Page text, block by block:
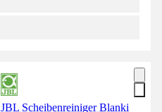
JBL Scheibenreiniger Blanki